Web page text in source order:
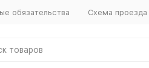
обязательства Схема проезда